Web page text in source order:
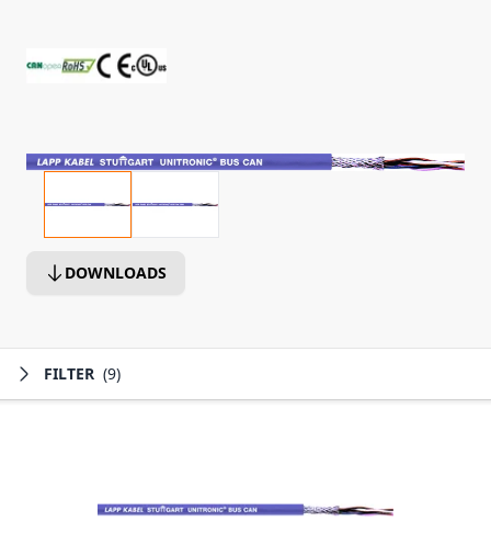
DOWNLOADS
FILTER (9)